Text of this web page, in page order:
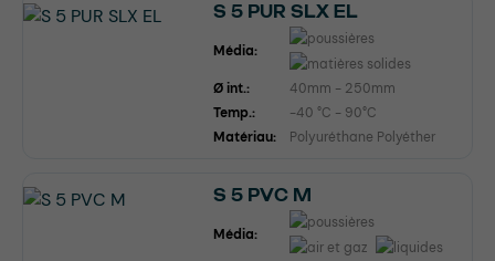
S 5 PUR SLX EL
Média:
Ø int.:
40mm - 250mm
Temp.:
-40 °C - 90°C
Matériau:
Polyuréthane Polyéther
S 5 PVC M
Média: